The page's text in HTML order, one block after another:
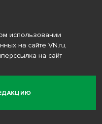
использовании
на сайте VN.ru,
на сайт